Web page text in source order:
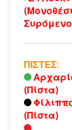
ΠΙΣΤΕΣ:
(Πίστα)
(Πίστα)